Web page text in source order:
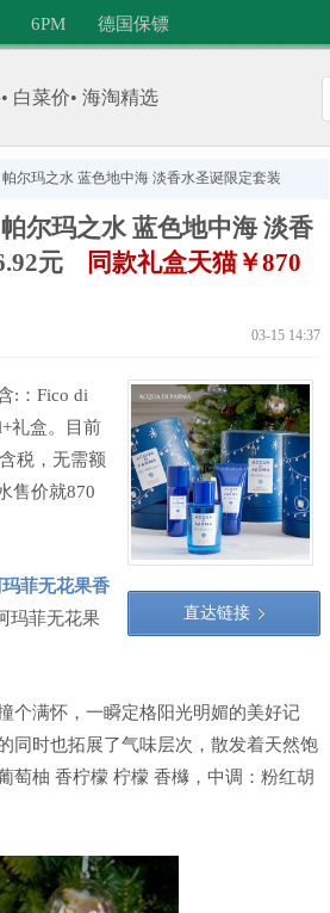
6PM 德国保镖
白菜价• 海淘精选
帕尔玛之水 蓝色地中海 淡香水圣诞限定套装
尔玛之水 蓝色地中海 淡香
元
同款礼盒天猫￥870
03-15 14:37
直达链接
:：Fico di
礼盒。目前
税，无需额
售价就870
菲无花果香
玛菲无花果
个满怀，一瞬定格阳光明媚的美好记
同时也拓展了气味层次，散发着天然饱
萄柚 香柠檬 柠檬 香櫞，中调：粉红胡